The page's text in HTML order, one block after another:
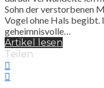
Sohn der verstorbenen
Vogel ohne Hals begibt.
geheimnisvolle…
Artikel lesen
Teilen